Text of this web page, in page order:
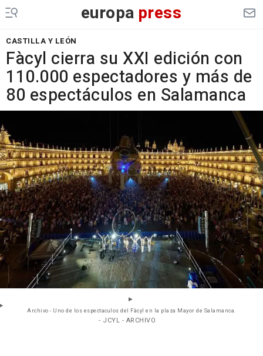
europa press
CASTILLA Y LEÓN
Fàcyl cierra su XXI edición con
110.000 espectadores y más de
80 espectáculos en Salamanca
Archivo - Uno de los espectaculos del Fàcyl en la plaza Mayor de Salamanca.
- JCYL - ARCHIVO